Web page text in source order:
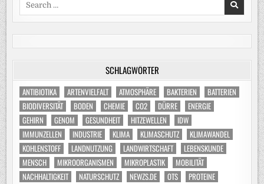
SCHLAGWÖRTER
ANTIBIOTIKA ARTENVIELFALT ATMOSPHÄRE BAKTERIEN
BATTERIEN
BIODIVERSITÄT
BODEN CHEMIE CO2 DÜRRE
ENERGIE
GEHIRN
GENOM GESUNDHEIT HITZEWELLEN
IDW
IMMUNZELLEN
INDUSTRIE KLIMA KLIMASCHUTZ
KLIMAWANDEL
KOHLENSTOFF
LANDNUTZUNG LANDWIRTSCHAFT
LEBENSKUNDE
MENSCH
MIKROORGANISMEN MIKROPLASTIK
MOBILITÄT
NACHHALTIGKEIT
NATURSCHUTZ NEWZS.DE OTS
PROTEINE